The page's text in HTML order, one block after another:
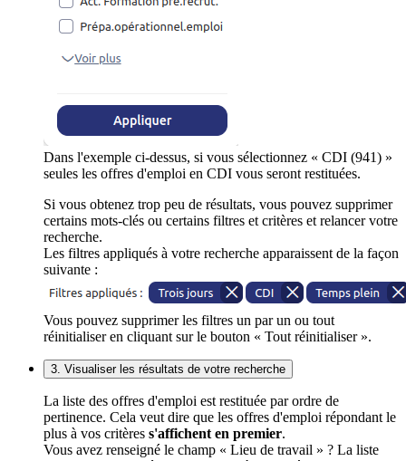
Dans l'exemple ci-dessus, si vous sélectionnez « CDI (941) »
seules les offres d'emploi en CDI vous seront restituées.
Si vous obtenez trop peu de résultats, vous pouvez supprimer
certains mots-clés ou certains filtres et critères et relancer votre
recherche.
Les filtres appliqués à votre recherche apparaissent de la façon
suivante :
Vous pouvez supprimer les filtres un par un ou tout
réinitialiser en cliquant sur le bouton « Tout réinitialiser ».
3. Visualiser les résultats de votre recherche
La liste des offres d'emploi est restituée par ordre de
pertinence. Cela veut dire que les offres d'emploi répondant le
plus à vos critères s'affichent en premier.
Vous avez renseigné le champ « Lieu de travail » ? La liste